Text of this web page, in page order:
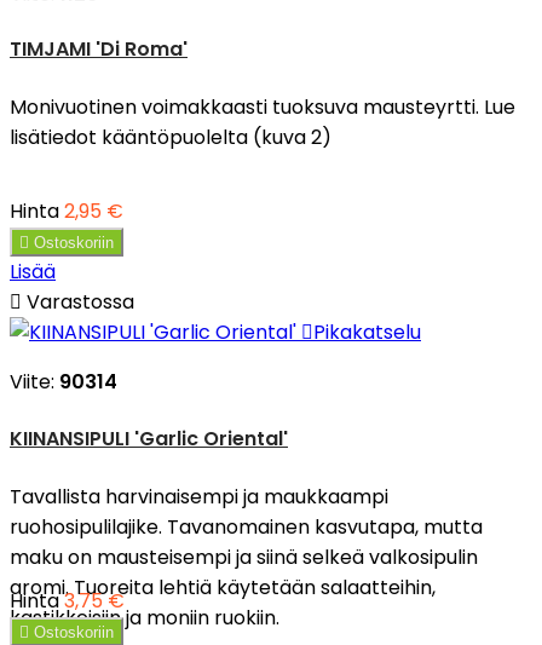
TIMJAMI 'Di Roma'
Monivuotinen voimakkaasti tuoksuva mausteyrtti. Lue
lisätiedot kääntöpuolelta (kuva 2)
Hinta2,95 €
 Ostoskoriin
Lisää
 Varastossa
Pikakatselu
Viite: 90314
KIINANSIPULI 'Garlic Oriental'
Tavallista harvinaisempi ja maukkaampi
ruohosipulilajike. Tavanomainen kasvutapa, mutta
maku on mausteisempi ja siinä selkeä valkosipulin
aromi. Tuoreita lehtiä käytetään salaatteihin,
kastikkeisiin ja moniin ruokiin.
Hinta3,75 €
 Ostoskoriin